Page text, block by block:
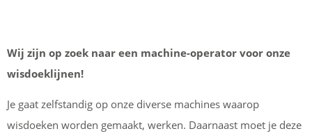
Wij zijn op zoek naar een machine-operator voor onze
wisdoeklijnen!
Je gaat zelfstandig op onze diverse machines waarop
wisdoeken worden gemaakt, werken. Daarnaast moet je deze